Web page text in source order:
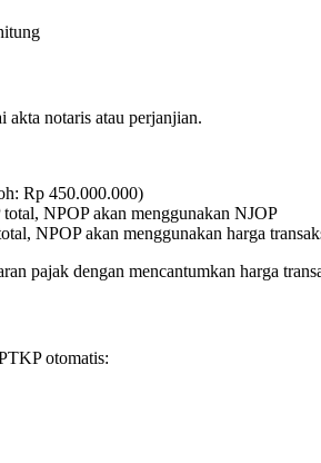
akta notaris atau perjanjian.
Rp 450.000.000)
NPOP akan menggunakan NJOP
NPOP akan menggunakan harga
pajak dengan mencantumkan harga
otomatis: